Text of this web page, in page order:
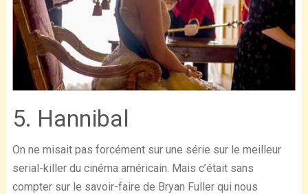
5. Hannibal
On ne misait pas forcément sur une série sur le meilleur
serial-killer du cinéma américain. Mais c’était sans
compter sur le savoir-faire de Bryan Fuller qui nous